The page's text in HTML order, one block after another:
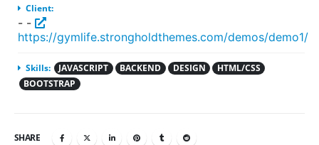
Client:
- -
https://gymlife.strongholdthemes.com/demos/demo1/
Skills: JAVASCRIPT BACKEND DESIGN
HTML/CSS
BOOTSTRAP
SHARE